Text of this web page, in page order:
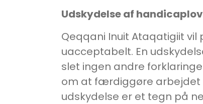
Udskydelse af
Qeqqani Inuit Ataqatigiit
uacceptabelt. En
slet ingen andre
om at færdiggøre arbejdet
udskydelse er et tegn på